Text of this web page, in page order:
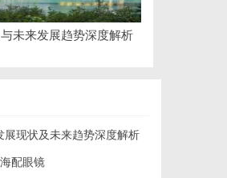
未来发展趋势深度解析
展现状及未来趋势深度解析
配眼镜